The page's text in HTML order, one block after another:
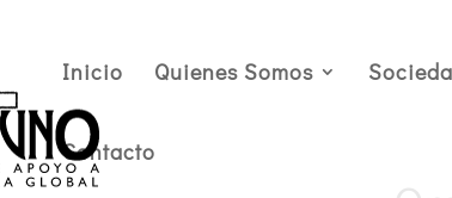
Inicio Quienes Somos
Contacto